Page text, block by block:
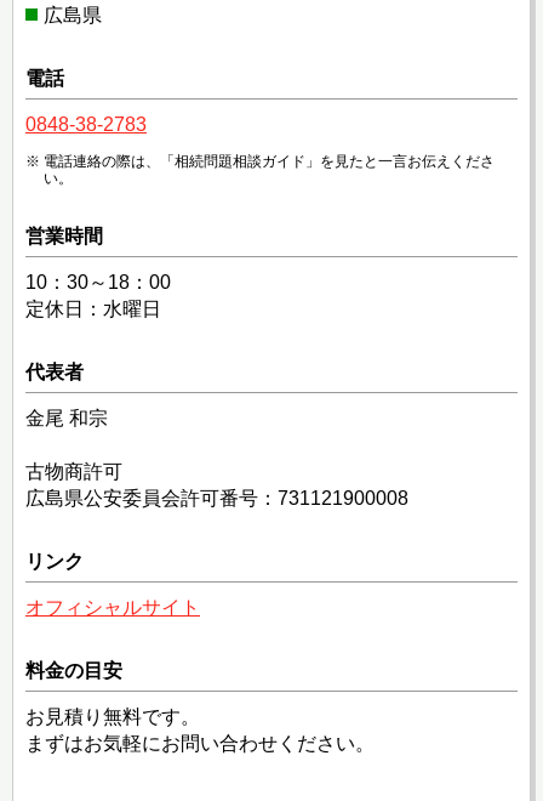
広島県
電話
0848-38-2783
電話連絡の際は、「相続問題相談ガイド」を見たと一言お伝えくださ
い。
営業時間
10：30～18：00
定休日：水曜日
代表者
金尾 和宗
古物商許可
広島県公安委員会許可番号：731121900008
リンク
オフィシャルサイト
料金の目安
お見積り無料です。
まずはお気軽にお問い合わせください。